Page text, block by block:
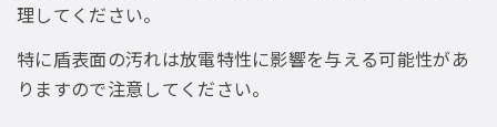
理してください。
特に盾表面の汚れは放電特性に影響を与える可能性があ
りますので注意してください。